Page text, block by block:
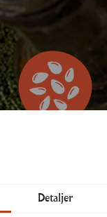
Detaljer